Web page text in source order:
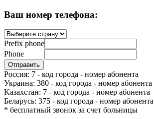
Ваш номер телефона:
Prefix phone
Phone
Россия: 7 - код города - номер абонента
Украина: 380 - код города - номер абонента
Kазахстан: 7 - код города - номер абонента
Беларусь: 375 - код города - номер абонента
* бесплатный звонок за счет больницы